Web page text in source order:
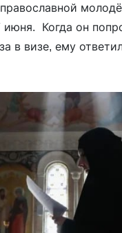
Когда он
в визе, ему